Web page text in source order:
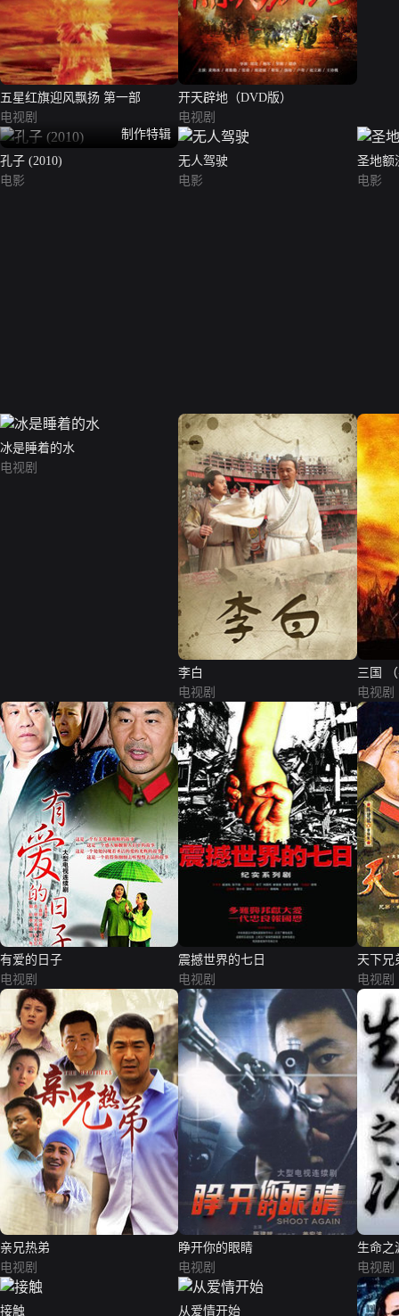
五星红旗迎风飘扬 第一部
电视剧
开天辟地（DVD版）
电视剧
制作特辑
孔子 (2010)
电影
无人驾驶
电影
圣地额
电影
冰是睡着的水
电视剧
李白
电视剧
三国
电视剧
有爱的日子
电视剧
震撼世界的七日
电视剧
天下兄
电视剧
亲兄热弟
电视剧
睁开你的眼睛
电视剧
生命之
电视剧
接触 从爱情开始